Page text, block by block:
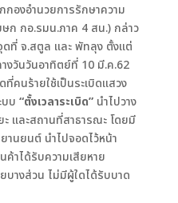
องอำนวยการรักษาความ
ก กอ.รมน.ภาค 4 สน.) กล่าว
ดที่ จ.สตูล และ พัทลุง ตั้งแต่
งวันวันอาทิตย์ที่ 10 มี.ค.62
คนร้ายใช้เป็นระเบิดแสวง
บ “ตั้งเวลาระเบิด”นำไปวาง
และสถานที่สาธารณะ โดยมี
านยนต์ นำไปจอดไว้หน้า
ค้าได้รับความเสียหาย
บางส่วน ไม่มีผู้ใดได้รับบาด